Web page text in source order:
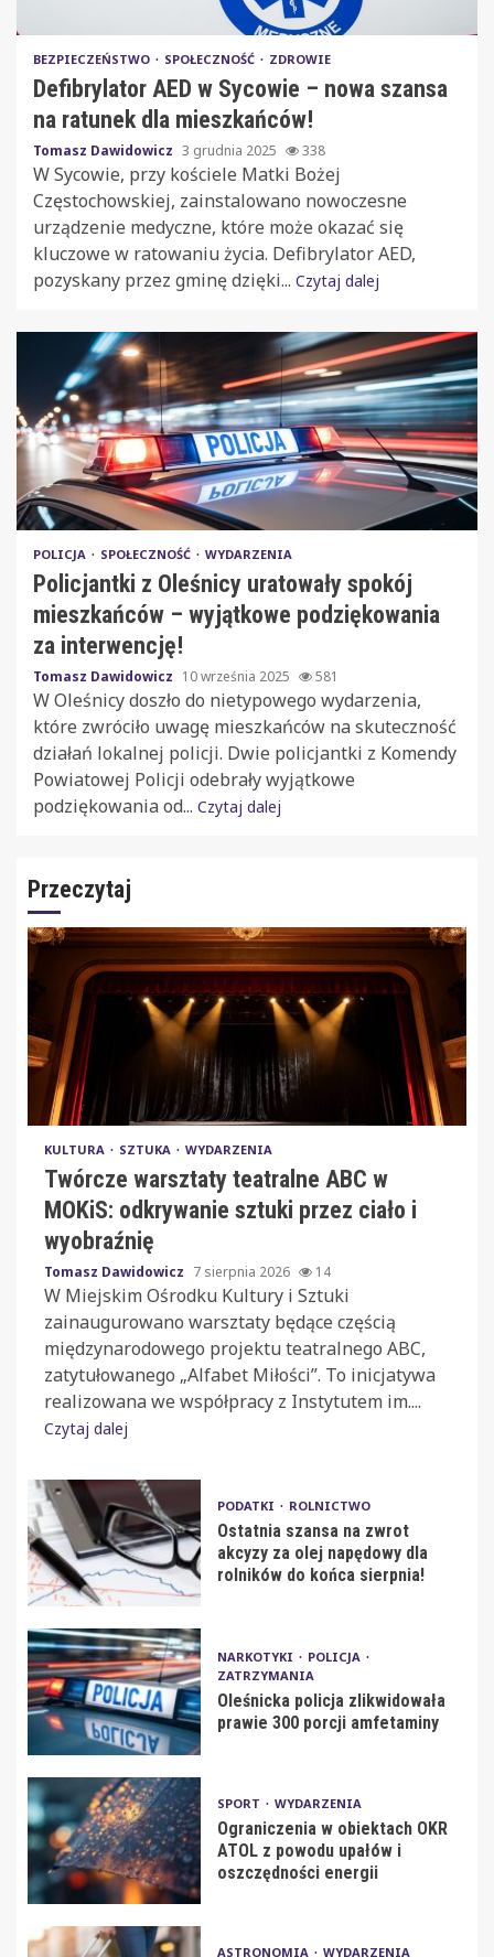
BEZPIECZEŃSTWO SPOŁECZNOŚĆ ZDROWIE
Defibrylator AED w Sycowie – nowa szansa
na ratunek dla mieszkańców!
Tomasz Dawidowicz 3 grudnia 2025 338
W Sycowie, przy kościele Matki Bożej
Częstochowskiej, zainstalowano nowoczesne
urządzenie medyczne, które może okazać się
kluczowe w ratowaniu życia. Defibrylator AED,
pozyskany przez gminę dzięki... Czytaj dalej
POLICJA SPOŁECZNOŚĆ WYDARZENIA
Policjantki z Oleśnicy uratowały spokój
mieszkańców – wyjątkowe podziękowania
za interwencję!
Tomasz Dawidowicz 10 września 2025 581
W Oleśnicy doszło do nietypowego wydarzenia,
które zwróciło uwagę mieszkańców na skuteczność
działań lokalnej policji. Dwie policjantki z Komendy
Powiatowej Policji odebrały wyjątkowe
podziękowania od... Czytaj dalej
Przeczytaj
KULTURA SZTUKA WYDARZENIA
Twórcze warsztaty teatralne ABC w
MOKiS: odkrywanie sztuki przez ciało i
wyobraźnię
Tomasz Dawidowicz 7 sierpnia 2026 14
W Miejskim Ośrodku Kultury i Sztuki
zainaugurowano warsztaty będące częścią
międzynarodowego projektu teatralnego ABC,
zatytułowanego „Alfabet Miłości”. To inicjatywa
realizowana we współpracy z Instytutem im....
Czytaj dalej
PODATKI ROLNICTWO
Ostatnia szansa na zwrot
akcyzy za olej napędowy dla
rolników do końca sierpnia!
NARKOTYKI
POLICJA
ZATRZYMANIA
Oleśnicka policja zlikwidowała
prawie 300 porcji amfetaminy
SPORT WYDARZENIA
Ograniczenia w obiektach OKR
ATOL z powodu upałów i
oszczędności energii
ASTRONOMIA WYDARZENIA